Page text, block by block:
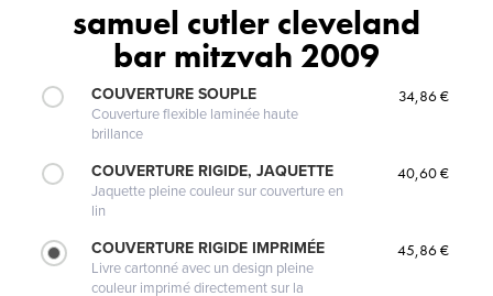
samuel cutler cleveland
bar mitzvah 2009
COUVERTURE SOUPLE
Couverture flexible laminée haute
brillance
34,86 €
COUVERTURE RIGIDE, JAQUETTE
Jaquette pleine couleur sur couverture en
lin
40,60 €
COUVERTURE RIGIDE IMPRIMÉE
Livre cartonné avec un design pleine
couleur imprimé directement sur la
45,86 €